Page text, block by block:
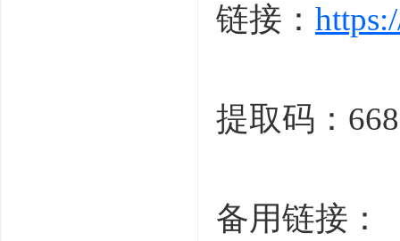
链接：
提取码：
备用链接：